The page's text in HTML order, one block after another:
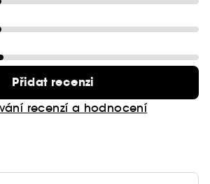
Přidat recenzi
recenzí a hodnocení